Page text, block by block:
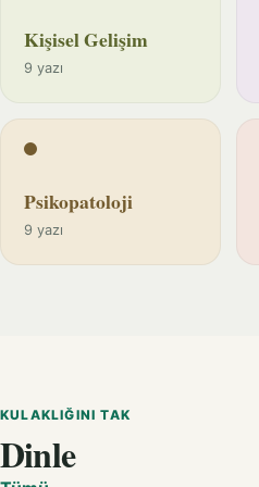
Kişisel Gelişim
9 yazı
Psikopatoloji
9 yazı
KULAKLIĞINI TAK
Dinle